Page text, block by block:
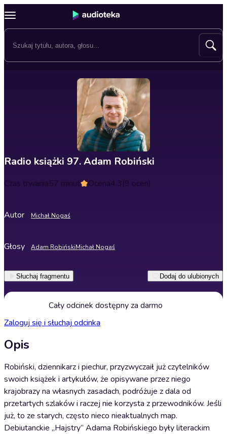
Radio książki 97. Adam Robiński
Czas trwania57 minut Ocena4.3(9 ocen)
Autor Michał Nogaś
Głosy Adam RobińskiMichał Nogaś
Słuchaj fragmentu Dodaj do ulubionych
Cały odcinek dostępny za darmo
Zaloguj się i słuchaj odcinka
Opis
Robiński, dziennikarz i piechur, przyzwyczaił już czytelników
swoich książek i artykułów, że opisywane przez niego
krajobrazy na własnych zasadach, podróżuje z dala od
przetartych szlaków i raczej nie korzysta z przewodników. Jeśli
już, to ze starych, często nieco nieaktualnych map.
Debiutanckie „Hajstry” Adama Robińskiego były literackim